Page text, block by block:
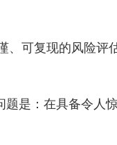
、可复现的风险评
是：在具备令人